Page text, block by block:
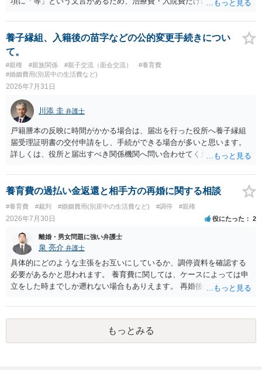
れていますので、通常は、病気や事故によって臨時に必要となった医
療費その他これに類する特別支出を念頭に置いた条項と読むのが自然
です。したがって、大学の入学金、授業料、受験費用などの教育費に
ついてまで、「この条項があるから当然に半額を請求できる」とまで
は言いにくいと思われます。なお、通常、大学進学費用をどこまで負
担すべきかについては、離婚時の合意内容のほか、子どもの年齢、大
や費用などを踏まえて個別に検討することになります。公正証書の他
の条項において、養育費の終期についてどのように定められている
か、大学進学に関する定めの有無、「教育費」「進学費用」に関する
定めの有無等について確認する必要があると考えられます。
養子縁組、入籍後の苗字などの公的変更手続きについ
て。
#親権 #親族関係 #親子交流（面会交流）
#養育費
#婚姻費用(別居中の生活費など)
2026年7月31日
川添 圭 弁護士
戸籍謄本の反映に時間がかかる場合は、届出を行った役所へ養子縁組
届受理証明書の交付申請をし、手続ができる場合が多いと思います。
詳しくは、役所と届出すべき関係機関へ問い合わせてください。
養育費の過払い金返還と相手方の再婚に関する相談
#養育費 #裁判 #婚姻費用(別居中の生活費など) #調停 #親権
2026年7月30日 役にたった 2
離婚・男女問題に強い弁護士
泉 亮介 弁護士
具体的にどのような主張をお互いにしているか、調停資料を確認する
必要があるかと思われます。 養育費に関しては、ケースによっては申
立をした時までしか遡れない場合もありえます。 再婚後の相手方の行
養育費に関するやりとり等があればそちらについても確認する必要が
あるでしょう。 公開相談の場での回答よりも個別に弁護士にご相談さ
れることをお勧めいたします。もっとみる